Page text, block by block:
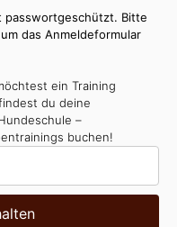
passwortgeschützt. Bitte
das Anmeldeformular
ein Training
du deine
–
buchen!